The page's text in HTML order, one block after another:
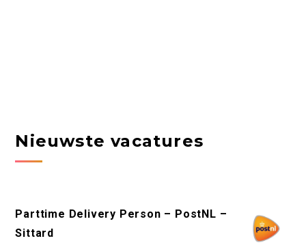
Nieuwste vacatures
Parttime Delivery Person – PostNL –
Sittard